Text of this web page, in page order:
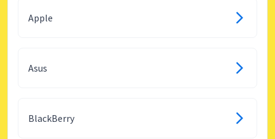
Apple
Asus
BlackBerry